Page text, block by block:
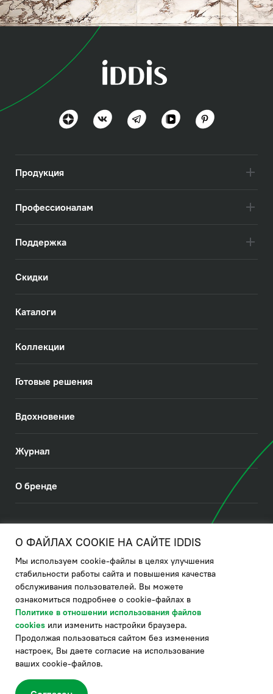
Виндзор (Windsor)
Посмотреть всё
Продукция
Профессионалам
Поддержка
Скидки
Каталоги
Коллекции
Готовые решения
Вдохновение
Журнал
О бренде
Политика в отношении использования файлов cookies
Политика обработки ПДн
Политика в области управления цепочкой поставки
по системе "НСЛС"
Производитель оставляет за собой право в любой момент
вносить изменения в комплектацию, дизайн и характеристики
товара, не ухудшающие его качество.
О ФАЙЛАХ COOKIE НА САЙТЕ IDDIS
Мы используем cookie-файлы в целях улучшения
стабильности работы сайта и повышения качества
обслуживания пользователей. Вы можете
ознакомиться подробнее о cookie-файлах в
Политике в отношении использования файлов
cookies или изменить настройки браузера.
Продолжая пользоваться сайтом без изменения
настроек, Вы даете согласие на использование
ваших cookie-файлов.